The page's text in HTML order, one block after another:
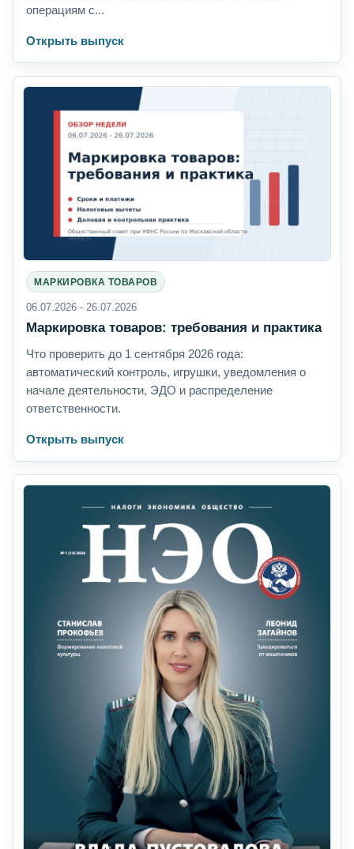
операциям с...
Открыть выпуск
МАРКИРОВКА ТОВАРОВ
06.07.2026 - 26.07.2026
Маркировка товаров: требования и практика
Что проверить до 1 сентября 2026 года:
автоматический контроль, игрушки, уведомления о
начале деятельности, ЭДО и распределение
ответственности.
Открыть выпуск